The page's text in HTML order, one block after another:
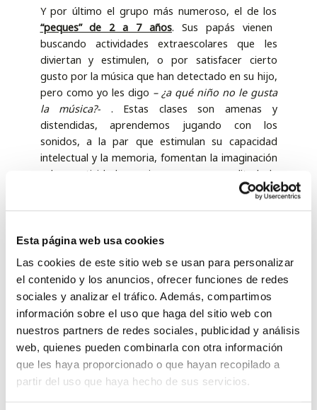
Esta página web usa cookies
Las cookies de este sitio web se usan para personalizar
el contenido y los anuncios, ofrecer funciones de redes
sociales y analizar el tráfico. Además, compartimos
información sobre el uso que haga del sitio web con
nuestros partners de redes sociales, publicidad y análisis
web, quienes pueden combinarla con otra información
que les haya proporcionado o que hayan recopilado a
partir del uso que haya hecho de sus servicios.
Y por último el grupo más numeroso, el de los
“peques” de 2 a 7 años. Sus papás vienen
buscando actividades extraescolares que les
diviertan y estimulen, o por satisfacer cierto
gusto por la música que han detectado en su hijo,
pero como yo les digo – ¿a qué niño no le gusta
la música?- . Estas clases son amenas y
distendidas, aprendemos jugando con los
sonidos, a la par que estimulan su capacidad
intelectual y la memoria, fomentan la imaginación
y la creatividad, consiguen mayor amplitud de
vocabulario. La música les da una forma de
desarrollar habilidades sociales.
Y de todos estos beneficios proporciona la
música, nació nuestro taller de
musicoterapia- “Música para los sentidos”-
Atención a la diversidad funcional: Aquí La música
se utiliza como una herramienta universal al
servicio de la salud. Estos niños y jóvenes se ven
sometidos a constantes horas de rehabilitación y
tratamientos, nosotros les presentamos